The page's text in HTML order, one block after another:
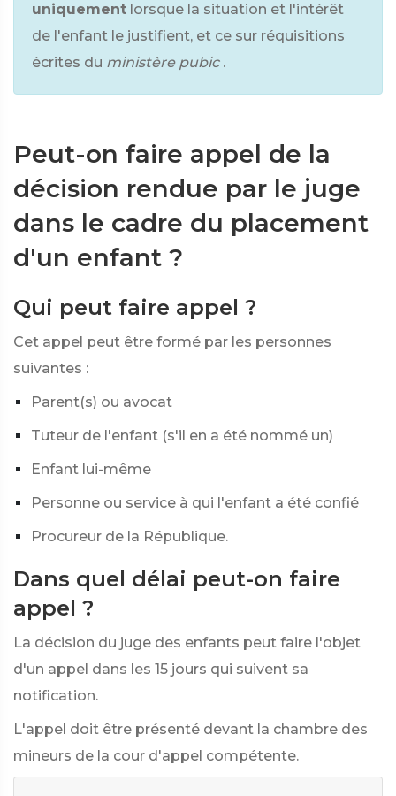
uniquement lorsque la situation et l'intérêt
de l'enfant le justifient, et ce sur réquisitions
écrites du ministère pubic .
Peut-on faire appel de la
décision rendue par le juge
dans le cadre du placement
d'un enfant ?
Qui peut faire appel ?
Cet appel peut être formé par les personnes
suivantes :
Parent(s) ou avocat
Tuteur de l'enfant (s'il en a été nommé un)
Enfant lui-même
Personne ou service à qui l'enfant a été confié
Procureur de la République.
Dans quel délai peut-on faire
appel ?
La décision du juge des enfants peut faire l'objet
d'un appel dans les 15 jours qui suivent sa
notification.
L'appel doit être présenté devant la chambre des
mineurs de la cour d'appel compétente.